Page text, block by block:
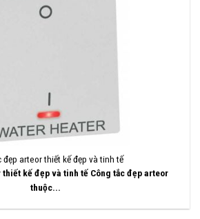
đẹp arteor thiết kế đẹp và tinh tế
thiết kế đẹp và tinh tế Công tắc đẹp arteor
thuộc...